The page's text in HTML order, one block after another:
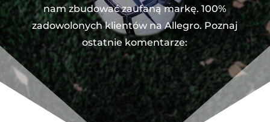
nam zbudować zaufaną markę. 100%
zadowolonych klientów na Allegro. Poznaj
ostatnie komentarze: